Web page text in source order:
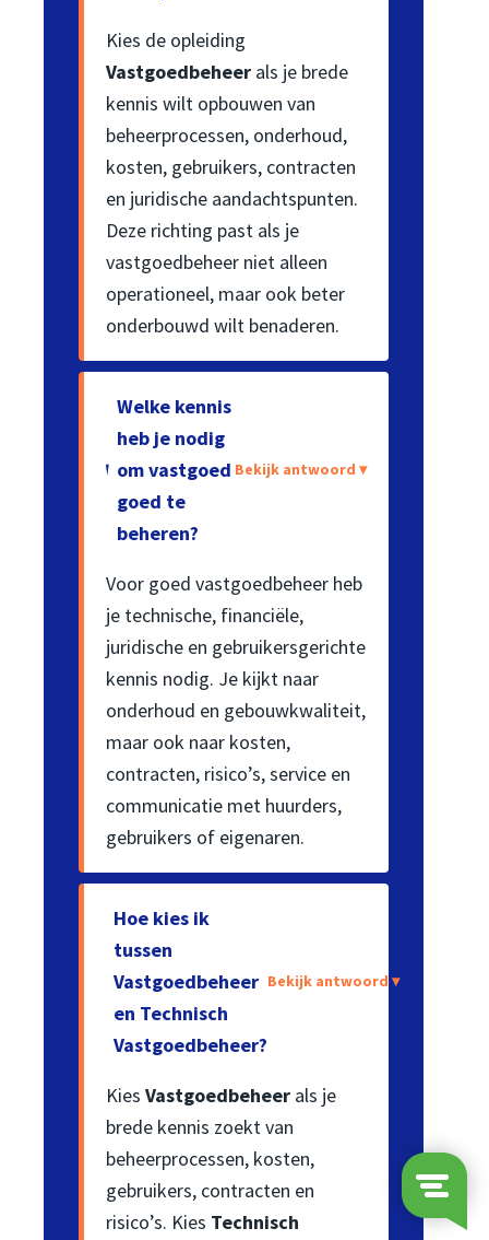
Kies de opleiding
Vastgoedbeheerals je brede
kennis wilt opbouwen van
beheerprocessen, onderhoud,
kosten, gebruikers, contracten
en juridische aandachtspunten.
Deze richting past als je
vastgoedbeheer niet alleen
operationeel, maar ook beter
onderbouwd wilt benaderen.
Welke kennis
heb je nodig
om vastgoed
goed te
beheren?
Bekijk antwoord ▾
Voor goed vastgoedbeheer heb
je technische, financiële,
juridische en gebruikersgerichte
kennis nodig. Je kijkt naar
onderhoud en gebouwkwaliteit,
maar ook naar kosten,
contracten, risico’s, service en
communicatie met huurders,
gebruikers of eigenaren.
Hoe kies ik
tussen
Vastgoedbeheer
en Technisch
Vastgoedbeheer?
Bekijk antwoord ▾
Kies Vastgoedbeheerals je
brede kennis zoekt van
beheerprocessen, kosten,
gebruikers, contracten en
risico’s. Kies Technisch